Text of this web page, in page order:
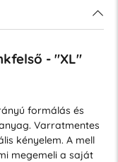
- "XL"
formálás és
Varratmentes
kényelem. A mell
megemeli a saját